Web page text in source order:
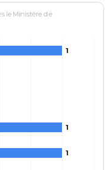
le Ministère de
1
1
1